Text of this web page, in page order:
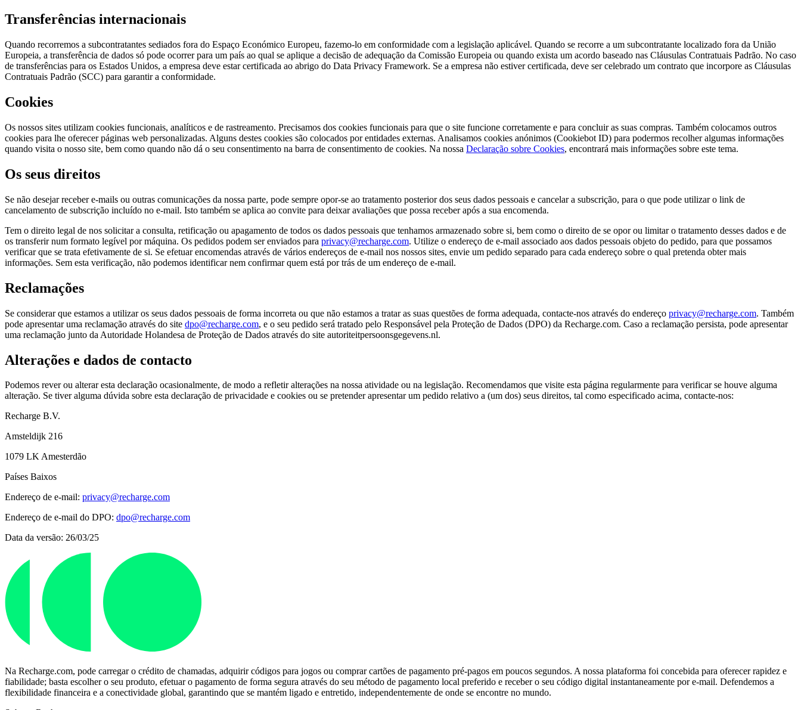
Transferências internacionais
Quando recorremos a subcontratantes sediados fora do Espaço Económico Europeu, fazemo-lo em conformidade com a legislação aplicável. Quando se recorre a um subcontratante localizado fora da União
Europeia, a transferência de dados só pode ocorrer para um país ao qual se aplique a decisão de adequação da Comissão Europeia ou quando exista um acordo baseado nas Cláusulas Contratuais Padrão. No caso
de transferências para os Estados Unidos, a empresa deve estar certificada ao abrigo do Data Privacy Framework. Se a empresa não estiver certificada, deve ser celebrado um contrato que incorpore as Cláusulas
Contratuais Padrão (SCC) para garantir a conformidade.
Cookies
Os nossos sites utilizam cookies funcionais, analíticos e de rastreamento. Precisamos dos cookies funcionais para que o site funcione corretamente e para concluir as suas compras. Também colocamos outros
cookies para lhe oferecer páginas web personalizadas. Alguns destes cookies são colocados por entidades externas. Analisamos cookies anónimos (Cookiebot ID) para podermos recolher algumas informações
quando visita o nosso site, bem como quando não dá o seu consentimento na barra de consentimento de cookies. Na nossa Declaração sobre Cookies, encontrará mais informações sobre este tema.
Os seus direitos
Se não desejar receber e-mails ou outras comunicações da nossa parte, pode sempre opor-se ao tratamento posterior dos seus dados pessoais e cancelar a subscrição, para o que pode utilizar o link de
cancelamento de subscrição incluído no e-mail. Isto também se aplica ao convite para deixar avaliações que possa receber após a sua encomenda.
Tem o direito legal de nos solicitar a consulta, retificação ou apagamento de todos os dados pessoais que tenhamos armazenado sobre si, bem como o direito de se opor ou limitar o tratamento desses dados e de
os transferir num formato legível por máquina. Os pedidos podem ser enviados para privacy@recharge.com. Utilize o endereço de e-mail associado aos dados pessoais objeto do pedido, para que possamos
verificar que se trata efetivamente de si. Se efetuar encomendas através de vários endereços de e-mail nos nossos sites, envie um pedido separado para cada endereço sobre o qual pretenda obter mais
informações. Sem esta verificação, não podemos identificar nem confirmar quem está por trás de um endereço de e-mail.
Reclamações
Se considerar que estamos a utilizar os seus dados pessoais de forma incorreta ou que não estamos a tratar as suas questões de forma adequada, contacte-nos através do endereço privacy@recharge.com. Também
pode apresentar uma reclamação através do site dpo@recharge.com, e o seu pedido será tratado pelo Responsável pela Proteção de Dados (DPO) da Recharge.com. Caso a reclamação persista, pode apresentar
uma reclamação junto da Autoridade Holandesa de Proteção de Dados através do site autoriteitpersoonsgegevens.nl.
Alterações e dados de contacto
Podemos rever ou alterar esta declaração ocasionalmente, de modo a refletir alterações na nossa atividade ou na legislação. Recomendamos que visite esta página regularmente para verificar se houve alguma
alteração. Se tiver alguma dúvida sobre esta declaração de privacidade e cookies ou se pretender apresentar um pedido relativo a (um dos) seus direitos, tal como especificado acima, contacte-nos:
Recharge B.V.
Amsteldijk 216
1079 LK Amesterdão
Países Baixos
Endereço de e-mail: privacy@recharge.com
Endereço de e-mail do DPO: dpo@recharge.com
Data da versão: 26/03/25
Na Recharge.com, pode carregar o crédito de chamadas, adquirir códigos para jogos ou comprar cartões de pagamento pré-pagos em poucos segundos. A nossa plataforma foi concebida para oferecer rapidez e
fiabilidade; basta escolher o seu produto, efetuar o pagamento de forma segura através do seu método de pagamento local preferido e receber o seu código digital instantaneamente por e-mail. Defendemos a
flexibilidade financeira e a conectividade global, garantindo que se mantém ligado e entretido, independentemente de onde se encontre no mundo.